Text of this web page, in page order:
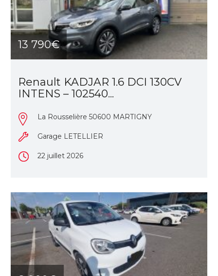
13 790€
Renault KADJAR 1.6 DCI 130CV
INTENS – 102540...
La Rousselière 50600 MARTIGNY
Garage LETELLIER
22 juillet 2026